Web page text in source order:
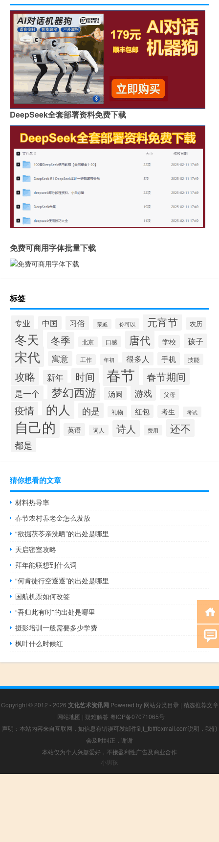
DeepSeek全套部署资料免费下载
免费可商用字体批量下载
标签
专业 中国 习俗 亲戚 你可以 元宵节 农历
冬天 冬季 北京 口感 唐代 学校 孩子
宋代 寓意 工作 年初 很多人 手机 技能
攻略 新年 时间 春节 春节期间
是一个 梦幻西游 汤圆 游戏 父母
疫情 的人 的是 礼物 红包 考生 考试
自己的 英语 词人 诗人 费用 还不
都是
猜你想看的文章
材料热导率
春节农村养老金怎么发放
“欲掘茯苓亲洗晒”的出处是哪里
天启密室攻略
拜年能联想到什么词
“何肯徒行空逐逐”的出处是哪里
国航机票如何改签
“吾归此有时”的出处是哪里
摄影培训一般需要多少学费
枫叶什么时候红
Copyright © 2012 - 2026 文化艺术资讯网 Powered by 网站分类目录 | 精选推荐文章
| 网站地图 | 疑难解答 粤ICP备07071065号
声明：本站内容来自互联网，如信息有错误可发邮件到f_fb#foxmail.com说明，我们
会及时纠正，谢谢
本站仅为个人兴趣爱好，不接盈利性广告及商业合作
小男孩